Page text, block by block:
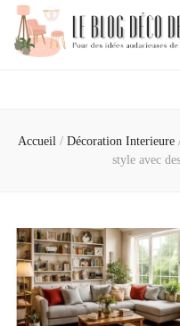
Le
Marie-
Accueil / Décoration Interieure
style avec